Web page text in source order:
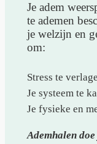
Je adem
te ademen
je welzijn en
om:
Stress te
Je systeem te
Je fysieke en
Ademhalen